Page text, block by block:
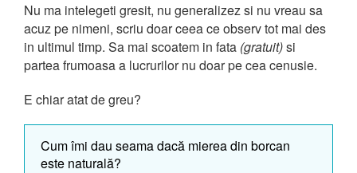
Nu ma intelegeti gresit, nu generalizez si nu vreau sa
acuz pe nimeni, scriu doar ceea ce observ tot mai des
in ultimul timp. Sa mai scoatem in fata (gratuit)si
partea frumoasa a lucrurilor nu doar pe cea cenusie.
E chiar atat de greu?
Cum îmi dau seama dacă mierea din borcan
este naturală?